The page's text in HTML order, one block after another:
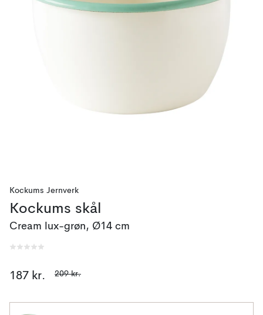
Kockums Jernverk
Kockums skål
Cream lux-grøn, Ø14 cm
187 kr. 209 kr.